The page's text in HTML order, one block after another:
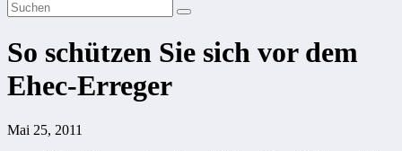
So schützen Sie sich vor dem
Ehec-Erreger
Mai 25, 2011